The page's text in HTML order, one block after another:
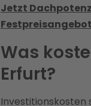
Jetzt
Was
Erfurt?
Investitionskosten